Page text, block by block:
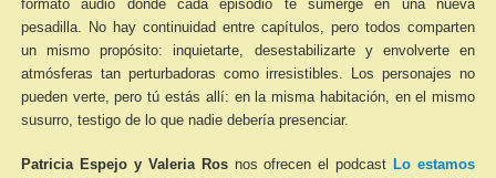
formato audio donde cada episodio te sumerge en una nueva
pesadilla. No hay continuidad entre capítulos, pero todos comparten
un mismo propósito: inquietarte, desestabilizarte y envolverte en
atmósferas tan perturbadoras como irresistibles. Los personajes no
pueden verte, pero tú estás allí: en la misma habitación, en el mismo
susurro, testigo de lo que nadie debería presenciar.
Patricia Espejo y Valeria Rosnos ofrecen el podcast Lo estamos